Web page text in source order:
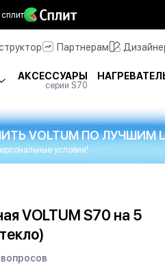
Партнерам
АКСЕССУАРЫ
серии S70
VOLTUM ПО ЛУЧШИМ
условия!
VOLTUM S70 на 5